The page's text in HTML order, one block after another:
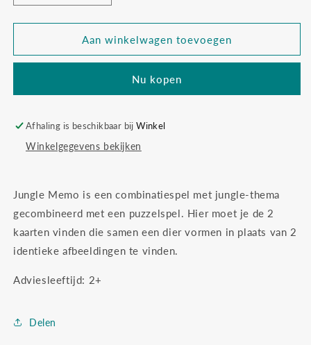
verlagen
voor
memo
verhogen
voor
Djeco
memo
Aan winkelwagen toevoegen
Nu kopen
Afhaling is beschikbaar bijWinkel
Winkelgegevens bekijken
Jungle Memo is een combinatiespel met jungle-thema
gecombineerd met een puzzelspel. Hier moet je de 2
kaarten vinden die samen een dier vormen in plaats van 2
identieke afbeeldingen te vinden.
Adviesleeftijd: 2+
Delen